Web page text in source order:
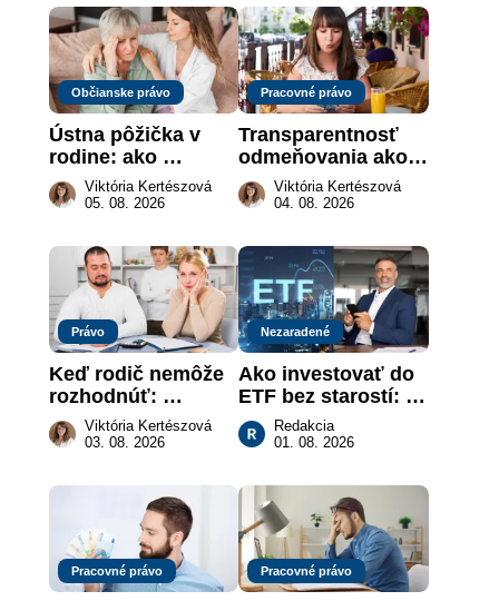
Občianske právo
Ústna pôžička v
rodine: ako
vymôcť peniaze,
keď na papieri nie
Viktória Kertészová
05. 08. 2026
Pracovné právo
Transparentnosť
odmeňovania ako
právna povinnosť:
revolúcia na
práce
Viktória Kertészová
04. 08. 2026
Právo
Keď rodič nemôže
rozhodnúť:
nahradenie prejavu
vôle súdom v
Viktória Kertészová
03. 08. 2026
Nezaradené
Ako investovať do
ETF bez starostí:
Investičné plány,
ktoré urobia prácu
Redakcia
01. 08. 2026
Pracovné právo Pracovné právo